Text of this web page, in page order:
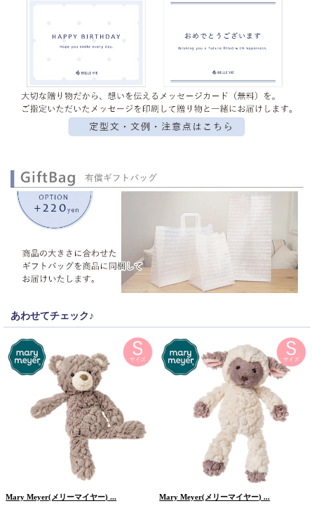
あわせてチェック♪
Mary Meyer(メリーマイヤー) ... Mary Meyer(メリーマイヤー) ...